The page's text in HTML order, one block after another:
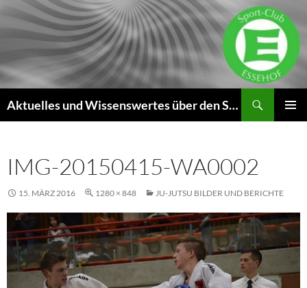
Zum
Inhalt
Aktuelles und Wissenswertes über den SC Essehof
IMG-20150415-WA0002
15. MÄRZ 2016 1280 × 848 JU-JUTSU BILDER UND BERICHTE